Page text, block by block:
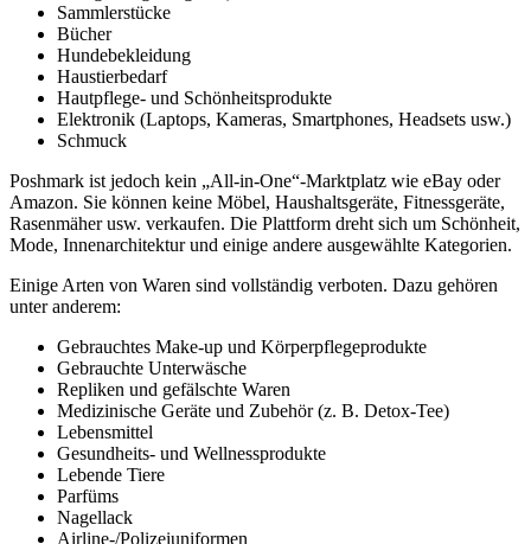
Sammlerstücke
Bücher
Hundebekleidung
Haustierbedarf
Hautpflege- und Schönheitsprodukte
Elektronik (Laptops, Kameras, Smartphones, Headsets usw.)
Schmuck
Poshmark ist jedoch kein „All-in-One“-Marktplatz wie eBay oder
Amazon. Sie können keine Möbel, Haushaltsgeräte, Fitnessgeräte,
Rasenmäher usw. verkaufen. Die Plattform dreht sich um Schönheit,
Mode, Innenarchitektur und einige andere ausgewählte Kategorien.
Einige Arten von Waren sind vollständig verboten. Dazu gehören
unter anderem:
Gebrauchtes Make-up und Körperpflegeprodukte
Gebrauchte Unterwäsche
Repliken und gefälschte Waren
Medizinische Geräte und Zubehör (z. B. Detox-Tee)
Lebensmittel
Gesundheits- und Wellnessprodukte
Lebende Tiere
Parfüms
Nagellack
Airline-/Polizeiuniformen